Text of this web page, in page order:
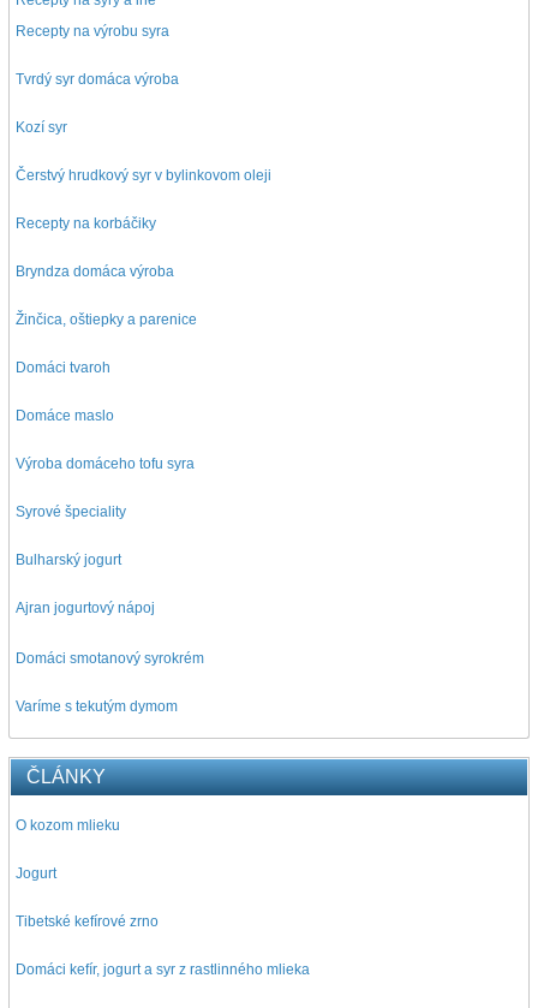
Recepty na výrobu syra
Tvrdý syr domáca výroba
Kozí syr
Čerstvý hrudkový syr v bylinkovom oleji
Recepty na korbáčiky
Bryndza domáca výroba
Žinčica, oštiepky a parenice
Domáci tvaroh
Domáce maslo
Výroba domáceho tofu syra
Syrové špeciality
Bulharský jogurt
Ajran jogurtový nápoj
Domáci smotanový syrokrém
Varíme s tekutým dymom
ČLÁNKY
O kozom mlieku
Jogurt
Tibetské kefírové zrno
Domáci kefír, jogurt a syr z rastlinného mlieka